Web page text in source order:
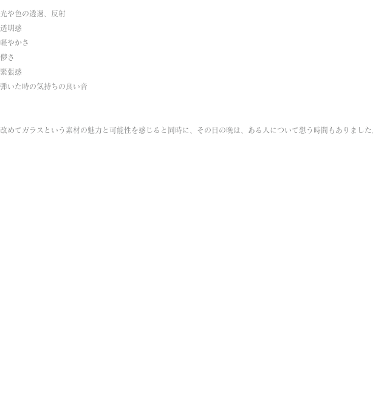
光や色の透過、反射
透明感
軽やかさ
儚さ
緊張感
弾いた時の気持ちの良い音
改めてガラスという素材の魅力と可能性を感じると同時に、その日の晩は、ある人について想う時間もありました